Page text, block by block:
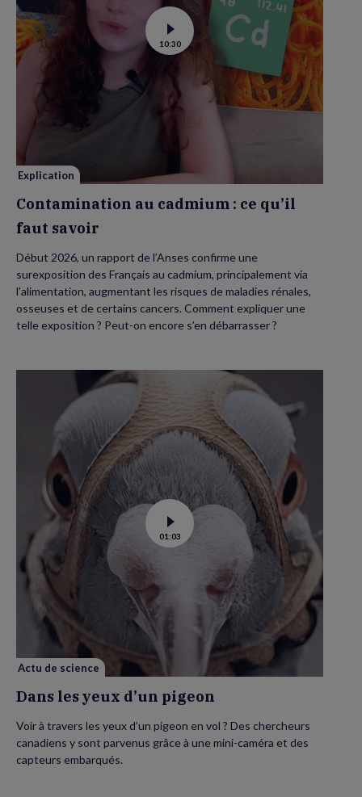
Voir
la
vidéo
Contamination
au
cadmium :
ce
savoir
10:30
Explication
Contamination au cadmium : ce qu’il
faut savoir
Début 2026, un rapport de l’Anses confirme une
surexposition des Français au cadmium, principalement via
l’alimentation, augmentant les risques de maladies rénales,
osseuses et de certains cancers. Comment expliquer une
telle exposition ? Peut-on encore s’en débarrasser ?
Voir
la
vidéo
01:03
Actu de science
Dans les yeux d’un pigeon
Voir à travers les yeux d’un pigeon en vol ? Des chercheurs
canadiens y sont parvenus grâce à une mini-caméra et des
capteurs embarqués.